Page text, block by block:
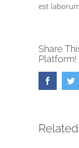
est
Share
Platform!
Facebook